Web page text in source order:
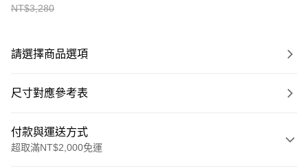
NT$3,280
請選擇商品選項
尺寸對應參考表
付款與運送方式
超取滿NT$2,000免運